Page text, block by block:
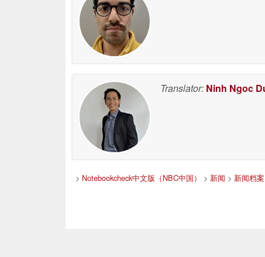
Translator: Ninh Ngoc
> Notebookcheck中文版（NBC中国） > 新闻 > 新闻档案